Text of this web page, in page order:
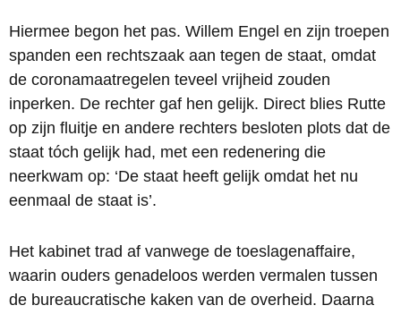
Hiermee begon het pas. Willem Engel en zijn troepen
spanden een rechtszaak aan tegen de staat, omdat
de coronamaatregelen teveel vrijheid zouden
inperken. De rechter gaf hen gelijk. Direct blies Rutte
op zijn fluitje en andere rechters besloten plots dat de
staat tóch gelijk had, met een redenering die
neerkwam op: ‘De staat heeft gelijk omdat het nu
eenmaal de staat is’.
Het kabinet trad af vanwege de toeslagenaffaire,
waarin ouders genadeloos werden vermalen tussen
de bureaucratische kaken van de overheid. Daarna